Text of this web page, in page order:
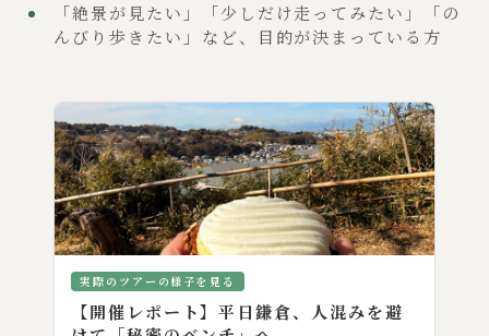
「絶景が見たい」「少しだけ走ってみたい」「の
んびり歩きたい」など、目的が決まっている方
実際のツアーの様子を見る
【開催レポート】平日鎌倉、人混みを避